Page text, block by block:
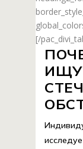
[/